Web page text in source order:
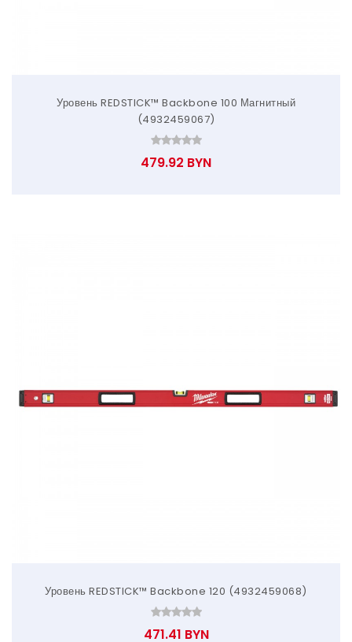
Уровень REDSTICK™ Backbone 100 Магнитный
(4932459067)
479.92 BYN
Уровень REDSTICK™ Backbone 120 (4932459068)
471.41 BYN